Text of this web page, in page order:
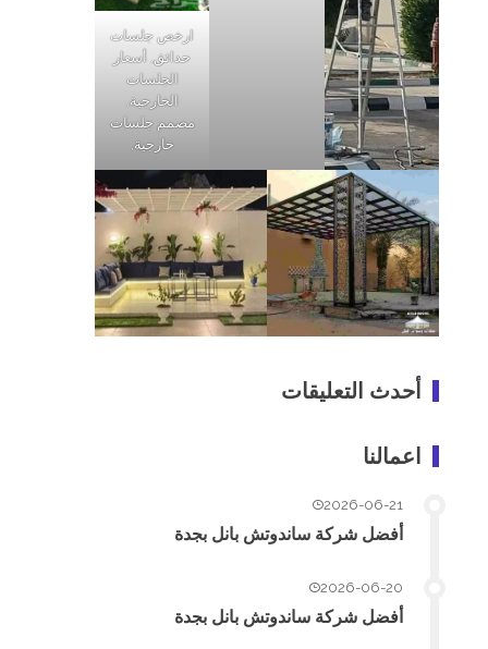
ارخص جلسات
حدائق, أسعار
الجلسات
الخارجية,
مصمم جلسات
خارجية,
أحدث التعليقات
اعمالنا
2026-06-21
أفضل شركة ساندوتش بانل بجدة
2026-06-20
أفضل شركة ساندوتش بانل بجدة